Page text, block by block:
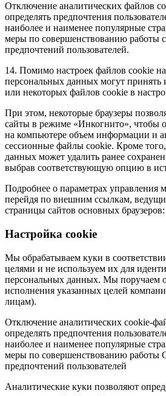
Отключение аналитических файлов
определять предпочтения
наиболее и наименее популярные
меры по совершенствованию работы
предпочтений пользователей.
14. Помимо настроек файлов cookie
персональных данных могут принять
или некоторых файлов cookie в
При этом, некоторые браузеры
сайты в режиме «Инкогнито», чтобы
на компьютере объем информации и
сессионные файлы cookie. Кроме
данных может удалить ранее
выбрав соответствующую опцию в
Подробнее о параметрах управления
перейдя по внешним ссылкам,
страницы сайтов основных браузеров:
Настройка cookie
Мы обрабатываем куки в
целями и не используем их для
персональных данных. Мы поручаем
исполнения указанных целей
лицам).
Отключение аналитических cookie-
определять предпочтения
наиболее и наименее популярные
меры по совершенствованию работы
предпочтений пользователей
Аналитические куки позволяют